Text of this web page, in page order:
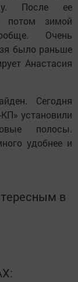
После ее
потом зимой
Очень
было раньше
Анастасия
Сегодня
установили
полосы.
удобнее и
в